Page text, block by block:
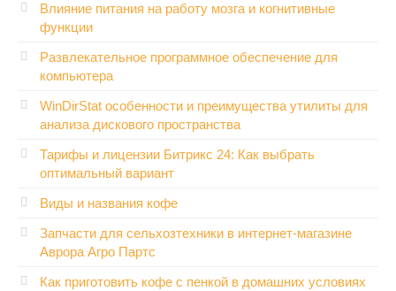
Влияние питания на работу мозга и когнитивные
функции
Развлекательное программное обеспечение для
компьютера
WinDirStat особенности и преимущества утилиты для
анализа дискового пространства
Тарифы и лицензии Битрикс 24: Как выбрать
оптимальный вариант
Виды и названия кофе
Запчасти для сельхозтехники в интернет-магазине
Аврора Агро Партс
Как приготовить кофе с пенкой в домашних условиях